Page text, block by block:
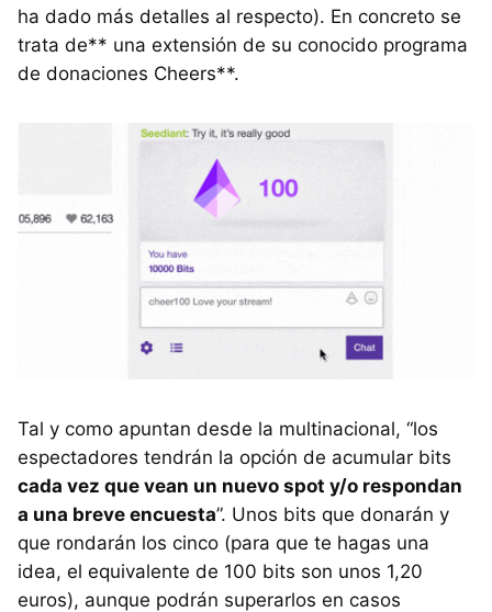
ha dado más detalles al respecto). En concreto se
trata de** una extensión de su conocido programa
de donaciones Cheers**.
Tal y como apuntan desde la multinacional, “los
espectadores tendrán la opción de acumular bits
cada vez que vean un nuevo spot y/o respondan
a una breve encuesta”. Unos bits que donarán y
que rondarán los cinco (para que te hagas una
idea, el equivalente de 100 bits son unos 1,20
euros), aunque podrán superarlos en casos